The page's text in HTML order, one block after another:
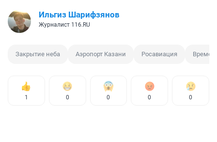
Ильгиз Шарифзянов
Журналист 116.RU
Закрытие неба Аэропорт Казани Росавиация
1 0 0 0 0